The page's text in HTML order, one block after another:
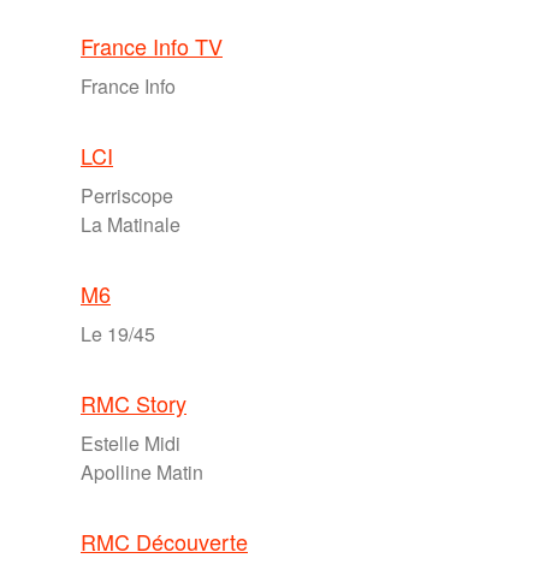
France Info TV
France Info
LCI
Perriscope
La Matinale
M6
Le 19/45
RMC Story
Estelle Midi
Apolline Matin
RMC Découverte